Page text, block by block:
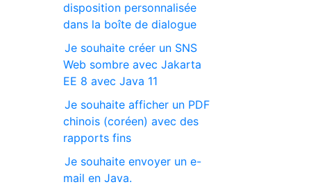
disposition personnalisée
dans la boîte de dialogue
Je souhaite créer un SNS
Web sombre avec Jakarta
EE 8 avec Java 11
Je souhaite afficher un PDF
chinois (coréen) avec des
rapports fins
Je souhaite envoyer un e-
mail en Java.